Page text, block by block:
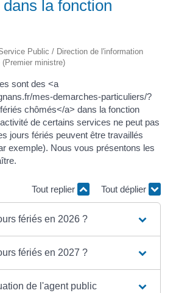
la fonction
Public / Direction de l'information
ministre)
sont des <a
mes-demarches-particuliers/?
chômés</a> dans la fonction
de certains services ne peut pas
jours fériés peuvent être travaillés
exemple). Nous vous présentons les
Tout replier Tout déplier
fériés en 2026 ?
fériés en 2027 ?
de l'agent public